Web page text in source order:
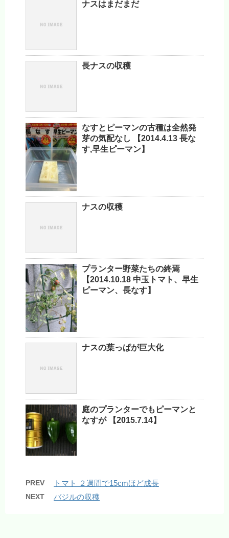
ナスはまだまだ
長ナスの収穫
なすとピーマンの古種は全然発
芽の気配なし 【2014.4.13 長な
す,早生ピーマン】
ナスの収穫
プランター野菜たちの終焉
【2014.10.18 中玉トマト、早生
ピーマン、長なす】
ナスの葉っぱが巨大化
庭のプランターでもピーマンと
なすが 【2015.7.14】
PREV トマト ２週間で15cmほど成長
NEXT バジルの収穫